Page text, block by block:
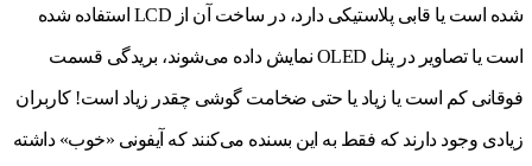
شده است یا قابی پلاستیکی دارد، در ساخت آن از LCD استفاده شده
است یا تصاویر در پنل OLED نمایش داده می‌شوند، بریدگی قسمت
فوقانی کم است یا زیاد یا حتی ضخامت گوشی چقدر زیاد است! کاربران
زیادی وجود دارند که فقط به این بسنده می‌کنند که آیفونی «خوب» داشته